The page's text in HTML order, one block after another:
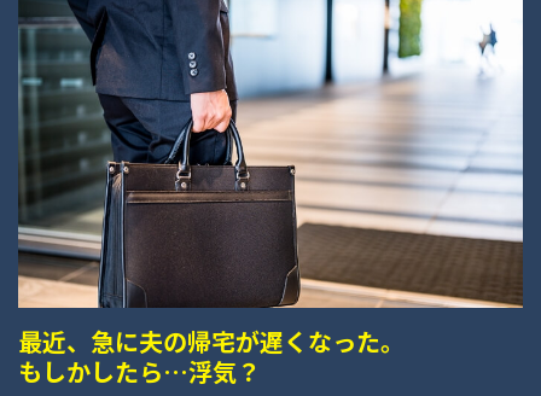
最近、急に夫の帰宅が遅くなった。
もしかしたら…浮気？